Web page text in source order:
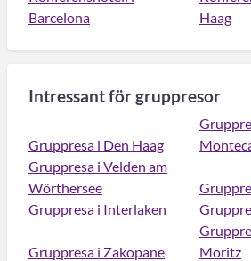
Barcelona
Haag
Intressant för gruppresor
Gruppresa i Den Haag
Gruppresa i Velden am
Wörthersee
Gruppresa i Interlaken
Gruppresa i Zakopane
Moritz